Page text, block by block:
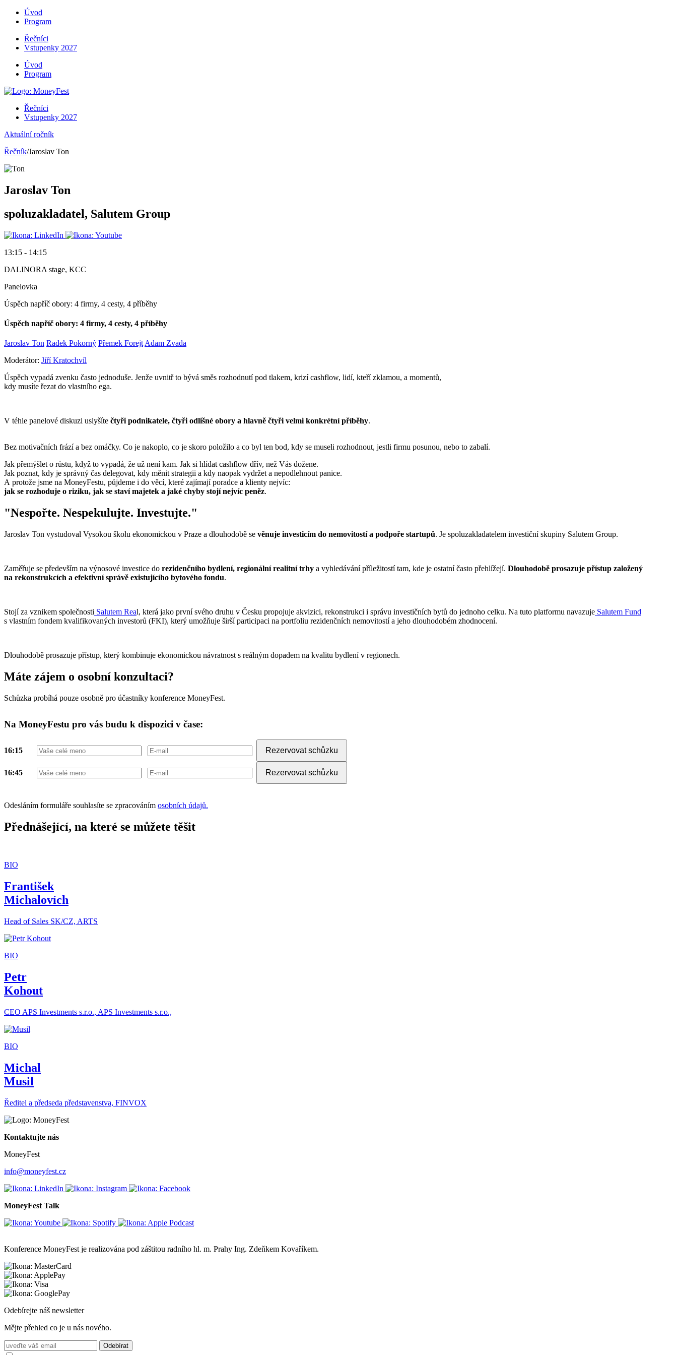
Úvod
Program
Řečníci
Vstupenky 2027
Úvod
Program
Řečníci
Vstupenky 2027
Aktuální ročník
Řečník/Jaroslav Ton
Jaroslav Ton
spoluzakladatel, Salutem Group
13:15 - 14:15
DALINORA stage, KCC
Panelovka
Úspěch napříč obory: 4 firmy, 4 cesty, 4 příběhy
Úspěch napříč obory: 4 firmy, 4 cesty, 4 příběhy
Jaroslav Ton Radek Pokorný Přemek Forejt Adam Zvada
Moderátor: Jiří Kratochvíl
Úspěch vypadá zvenku často jednoduše. Jenže uvnitř to bývá směs rozhodnutí pod tlakem, krizí cashflow, lidí, kteří zklamou, a momentů,
kdy musíte řezat do vlastního ega.
V téhle panelové diskuzi uslyšíte čtyři podnikatele, čtyři odlišné obory a hlavně čtyři velmi konkrétní příběhy.
Bez motivačních frází a bez omáčky. Co je nakoplo, co je skoro položilo a co byl ten bod, kdy se museli rozhodnout, jestli firmu posunou, nebo to zabalí.
Jak přemýšlet o růstu, když to vypadá, že už není kam. Jak si hlídat cashflow dřív, než Vás dožene.
Jak poznat, kdy je správný čas delegovat, kdy měnit strategii a kdy naopak vydržet a nepodlehnout panice.
A protože jsme na MoneyFestu, půjdeme i do věcí, které zajímají poradce a klienty nejvíc:
jak se rozhoduje o riziku, jak se staví majetek a jaké chyby stojí nejvíc peněz.
"Nespořte. Nespekulujte. Investujte."
Jaroslav Ton vystudoval Vysokou školu ekonomickou v Praze a dlouhodobě se věnuje investicím do nemovitostí a podpoře startupů. Je spoluzakladatelem investiční skupiny Salutem Group.
Zaměřuje se především na výnosové investice do rezidenčního bydlení, regionální realitní trhy a vyhledávání příležitostí tam, kde je ostatní často přehlížejí. Dlouhodobě prosazuje přístup založený
na rekonstrukcích a efektivní správě existujícího bytového fondu.
Stojí za vznikem společnosti Salutem Real, která jako první svého druhu v Česku propojuje akvizici, rekonstrukci i správu investičních bytů do jednoho celku. Na tuto platformu navazuje Salutem Fund
s vlastním fondem kvalifikovaných investorů (FKI), který umožňuje širší participaci na portfoliu rezidenčních nemovitostí a jeho dlouhodobém zhodnocení.
Dlouhodobě prosazuje přístup, který kombinuje ekonomickou návratnost s reálným dopadem na kvalitu bydlení v regionech.
Máte zájem o osobní konzultaci?
Schůzka probíhá pouze osobně pro účastníky konference MoneyFest.
Na MoneyFestu pro vás budu k dispozici v čase:
16:15 Rezervovat schůzku
16:45 Rezervovat schůzku
Odesláním formuláře souhlasíte se zpracováním osobních údajů.
Přednášející, na které se můžete těšit
BIO
František
Michalovích
Head of Sales SK/CZ, ARTS
BIO
Petr
Kohout
CEO APS Investments s.r.o., APS Investments s.r.o.,
BIO
Michal
Musil
Ředitel a předseda představenstva, FINVOX
Kontaktujte nás
MoneyFest
info@moneyfest.cz
MoneyFest Talk
Konference MoneyFest je realizována pod záštitou radního hl. m. Prahy Ing. Zdeňkem Kovaříkem.
Odebírejte náš newsletter
Mějte přehled co je u nás nového.
Odebírat